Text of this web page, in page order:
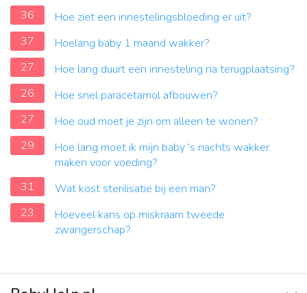
36
Hoe ziet een innestelingsbloeding er uit?
37
Hoelang baby 1 maand wakker?
27
Hoe lang duurt een innesteling na terugplaatsing?
26
Hoe snel paracetamol afbouwen?
27
Hoe oud moet je zijn om alleen te wonen?
29
Hoe lang moet ik mijn baby 's nachts wakker
maken voor voeding?
31
Wat kost sterilisatie bij een man?
23
Hoeveel kans op miskraam tweede
zwangerschap?